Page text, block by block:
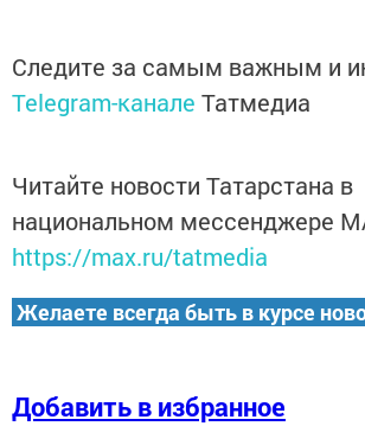
Следите за самым важным и
Telegram-канале Татмедиа
Читайте новости Татарстана в
национальном мессенджере
https://max.ru/tatmedia
Желаете всегда быть в курсе
Добавить в избранное